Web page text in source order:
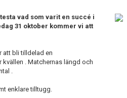
vad som varit en succé i
31 oktober kommer vi att
att bli tilldelad en
. Matchernas längd och
.
enklare tilltugg.